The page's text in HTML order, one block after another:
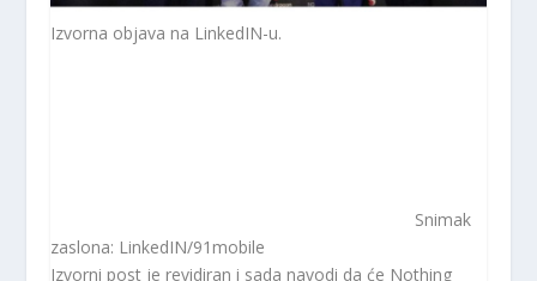
Izvorna objava na LinkedIN-u.
Snimak
zaslona: LinkedIN/91mobile
Izvorni post je revidiran i sada navodi da će Nothing